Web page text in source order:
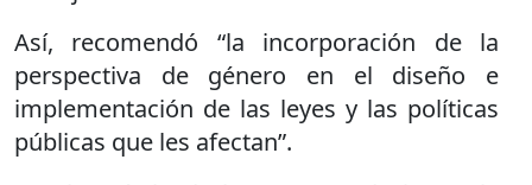
Así, recomendó “la incorporación de la
perspectiva de género en el diseño e
implementación de las leyes y las políticas
públicas que les afectan”.